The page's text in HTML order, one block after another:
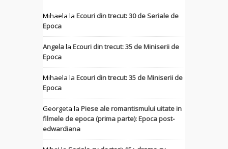
Mihaela la Ecouri din trecut: 30 de Seriale de
Epoca
Angelala Ecouri din trecut: 35 de Miniserii de
Epoca
Mihaela la Ecouri din trecut: 35 de Miniserii de
Epoca
Georgeta la Piese ale romantismului uitate in
filmele de epoca (prima parte): Epoca post-
edwardiana